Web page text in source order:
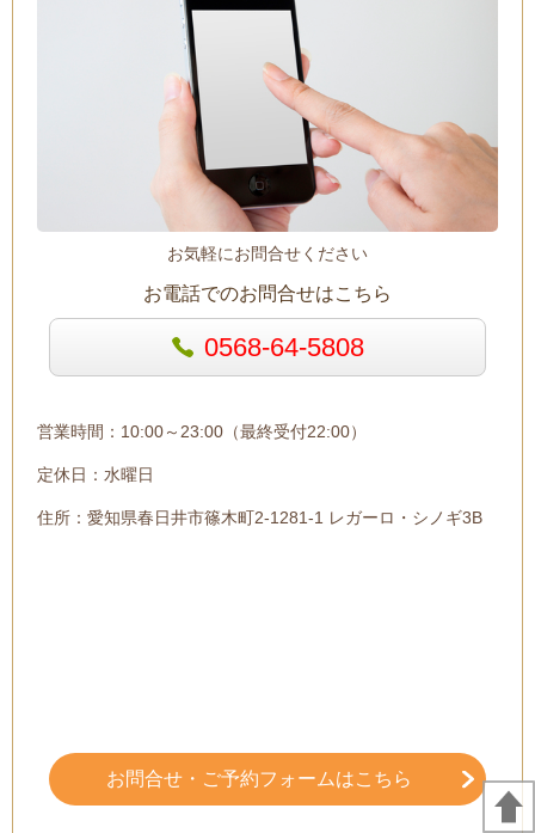
お気軽にお問合せください
お電話でのお問合せはこちら
0568-64-5808
営業時間：10:00～23:00（最終受付22:00）
定休日：水曜日
住所：愛知県春日井市篠木町2-1281-1 レガーロ・シノギ3B
お問合せ・ご予約フォームはこちら